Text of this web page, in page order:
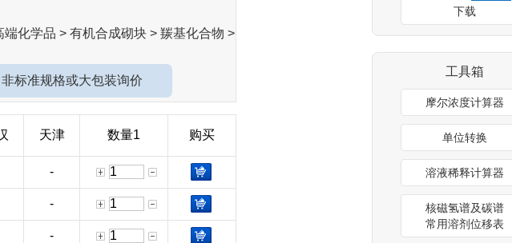
化学品 > 有机合成砌块 > 羰基化合物 >
非标准规格或大包装询价
天津 数量1 购买
-
-
-
下载
工具箱
摩尔浓度计算器
单位转换
溶液稀释计算器
核磁氢谱及碳谱
常用溶剂位移表